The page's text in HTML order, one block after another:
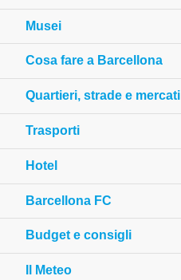
Musei
Cosa fare a Barcellona
Quartieri, strade e mercati
Trasporti
Hotel
Barcellona FC
Budget e consigli
Il Meteo